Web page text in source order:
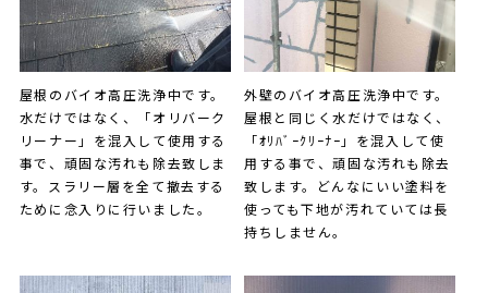
屋根のバイオ高圧洗浄中です。
水だけではなく、「オリバーク
リーナー」を混入して使用する
事で、頑固な汚れも除去致しま
す。スラリー層を全て撤去する
ために念入りに行いました。
外壁のバイオ高圧洗浄中です。
屋根と同じく水だけではなく、
「ｵﾘﾊﾞｰｸﾘｰﾅｰ」を混入して使
用する事で、頑固な汚れも除去
致します。どんなにいい塗料を
使っても下地が汚れていては長
持ちしません。